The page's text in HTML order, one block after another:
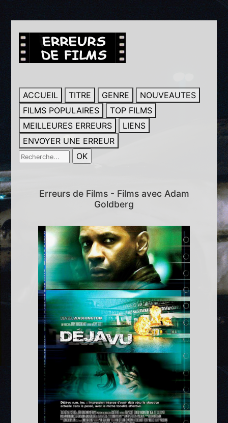
ACCUEIL TITRE GENRE
NOUVEAUTES
FILMS POPULAIRES
TOP FILMS
MEILLEURES ERREURS
LIENS
ENVOYER UNE ERREUR
Erreurs de Films - Films avec Adam
Goldberg